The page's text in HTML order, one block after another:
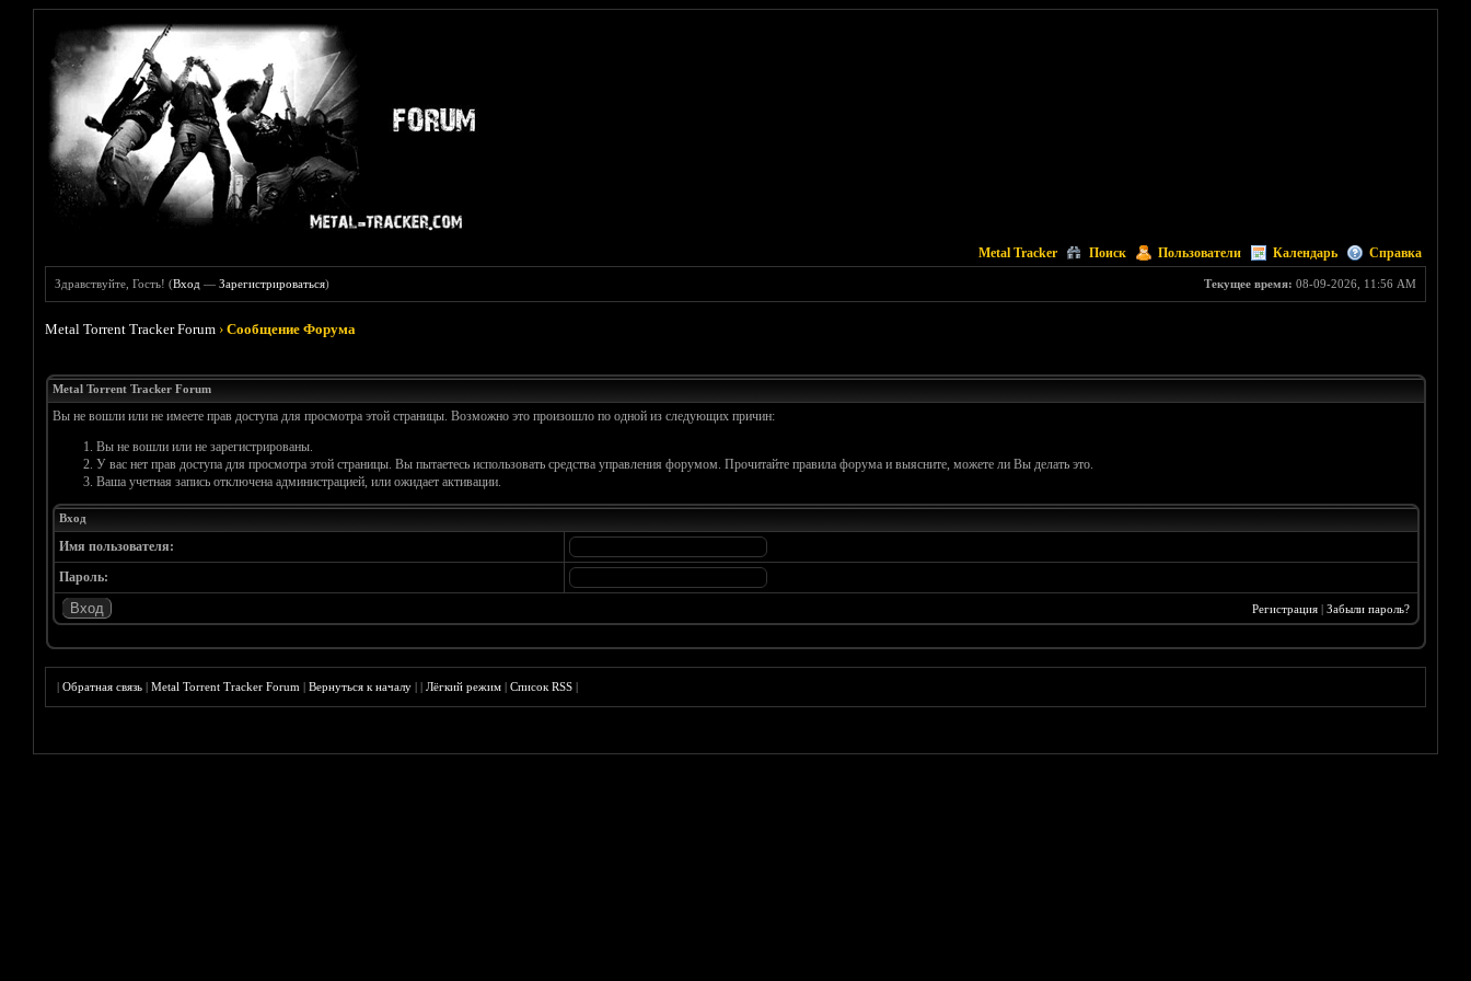
Metal Tracker Поиск Пользователи Календарь Справка
Текущее время: 08-09-2026, 11:56 AM
Здравствуйте, Гость! (Вход —Зарегистрироваться)
Metal Torrent Tracker Forum ›Сообщение Форума
Metal Torrent Tracker Forum
Вы не вошли или не имеете прав доступа для просмотра этой страницы. Возможно это произошло по одной из следующих причин:
Вы не вошли или не зарегистрированы.
У вас нет прав доступа для просмотра этой страницы. Вы пытаетесь использовать средства управления форумом. Прочитайте правила форума и выясните, можете ли Вы делать это.
Ваша учетная запись отключена администрацией, или ожидает активации.
Вход
Имя пользователя:
Пароль:
Регистрация| Забыли пароль?
|Обратная связь |Metal Torrent Tracker Forum |Вернуться к началу ||Лёгкий режим |Список RSS |